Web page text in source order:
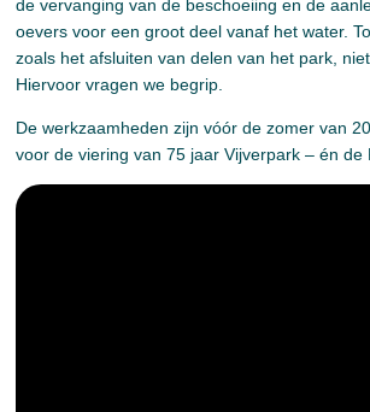
de vervanging van de beschoeiing en de
oevers voor een groot deel vanaf het water.
zoals het afsluiten van delen van het park,
Hiervoor vragen we begrip.
De werkzaamheden zijn vóór de zomer van
voor de viering van 75 jaar Vijverpark – én de